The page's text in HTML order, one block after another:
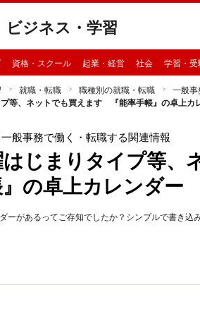
ビジネス・学習
資格・スクール 起業・経営 社会 学習・受
就職・転職 職種別の就職・転職 一般事
等、ネットでも買えます 『能率手帳』の卓上カ
一般事務で働く・転職する関連情報
じまりタイプ等、
の卓上カレンダー
ーがあるってご存知でしたか？シンプルで書き